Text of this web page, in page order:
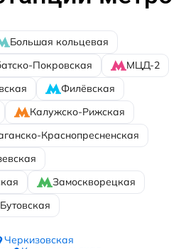
Большая кольцевая
Покровская
МЦД-2
Филёвская
Калужско-Рижская
Краснопресненская
Замоскворецкая
Бутовская
Черкизовская